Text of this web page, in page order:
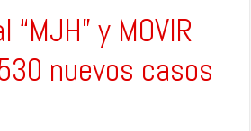
y MOVIR
nuevos casos